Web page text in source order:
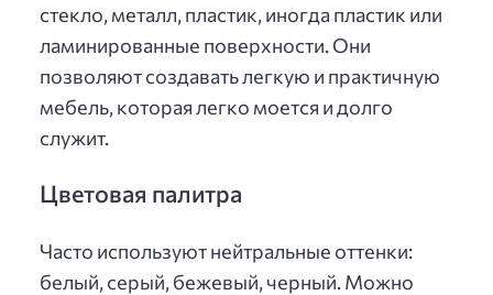
стекло, металл, пластик, иногда пластик или
ламинированные поверхности. Они
позволяют создавать легкую и практичную
мебель, которая легко моется и долго
служит.
Цветовая палитра
Часто используют нейтральные оттенки:
белый, серый, бежевый, черный. Можно